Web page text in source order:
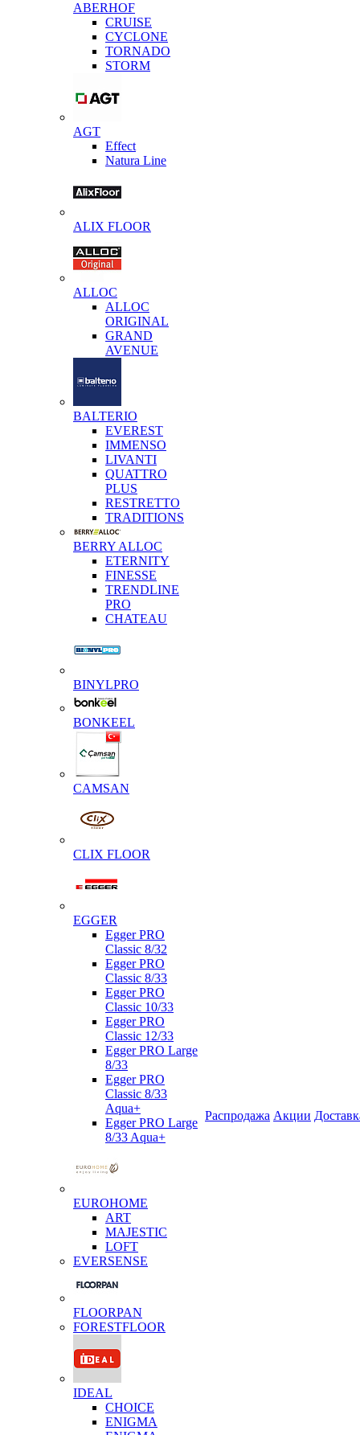
ABERHOF
CRUISE
CYCLONE
TORNADO
STORM
AGT
Effect
Natura Line
ALIX FLOOR
ALLOC
ALLOC
ORIGINAL
GRAND
AVENUE
BALTERIO
EVEREST
IMMENSO
LIVANTI
QUATTRO
PLUS
RESTRETTO
TRADITIONS
BERRY ALLOC
ETERNITY
FINESSE
TRENDLINE
PRO
CHATEAU
BINYLPRO
BONKEEL
CAMSAN
CLIX FLOOR
EGGER
Egger PRO
Classic 8/32
Egger PRO
Classic 8/33
Egger PRO
Classic 10/33
Egger PRO
Classic 12/33
Egger PRO Large
8/33
Egger PRO
Classic 8/33
Aqua+
Egger PRO Large
8/33 Aqua+
EUROHOME
ART
MAJESTIC
LOFT
EVERSENSE
FLOORPAN
FORESTFLOOR
IDEAL
CHOICE
ENIGMA
Распродажа Акции